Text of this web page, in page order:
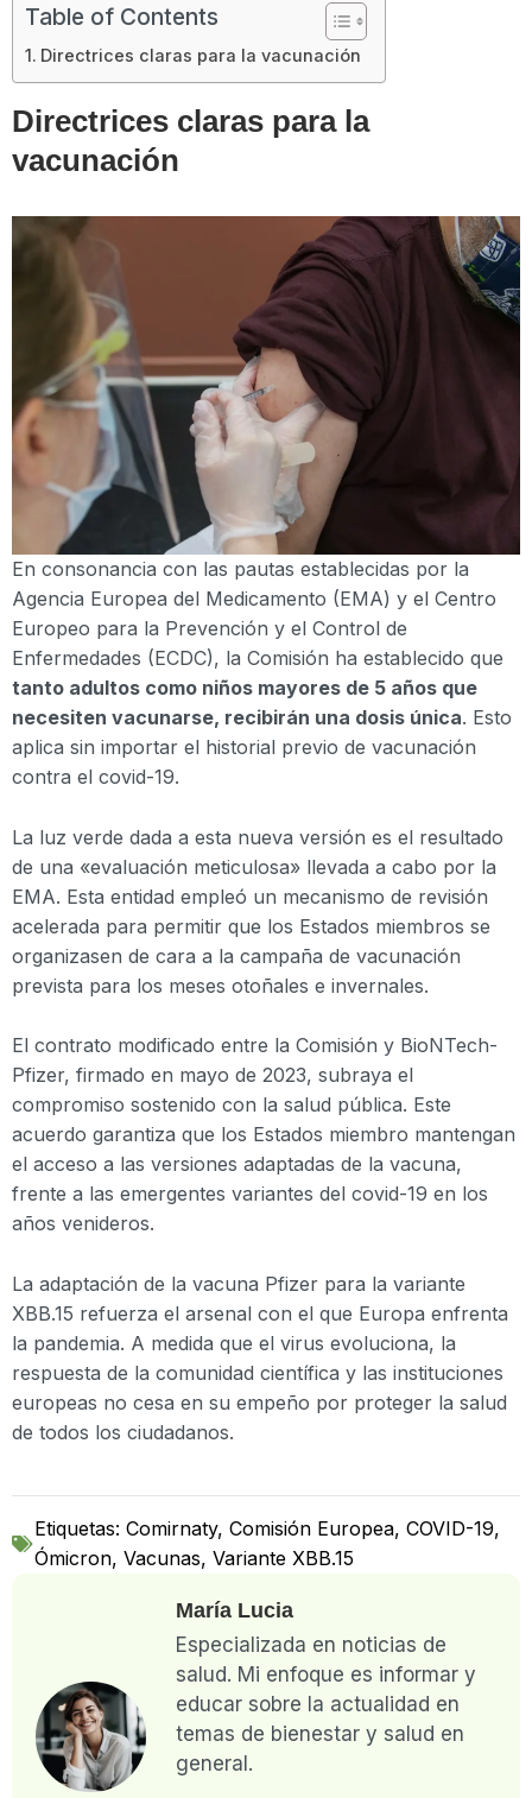
Table of Contents
Directrices claras para la vacunación
Directrices claras para la
vacunación
En consonancia con las pautas establecidas por la
Agencia Europea del Medicamento (EMA) y el Centro
Europeo para la Prevención y el Control de
Enfermedades (ECDC), la Comisión ha establecido que
tanto adultos como niños mayores de 5 años que
necesiten vacunarse, recibirán una dosis única. Esto
aplica sin importar el historial previo de vacunación
contra el covid-19.
La luz verde dada a esta nueva versión es el resultado
de una «evaluación meticulosa» llevada a cabo por la
EMA. Esta entidad empleó un mecanismo de revisión
acelerada para permitir que los Estados miembros se
organizasen de cara a la campaña de vacunación
prevista para los meses otoñales e invernales.
El contrato modificado entre la Comisión y BioNTech-
Pfizer, firmado en mayo de 2023, subraya el
compromiso sostenido con la salud pública. Este
acuerdo garantiza que los Estados miembro mantengan
el acceso a las versiones adaptadas de la vacuna,
frente a las emergentes variantes del covid-19 en los
años venideros.
La adaptación de la vacuna Pfizer para la variante
XBB.15 refuerza el arsenal con el que Europa enfrenta
la pandemia. A medida que el virus evoluciona, la
respuesta de la comunidad científica y las instituciones
europeas no cesa en su empeño por proteger la salud
de todos los ciudadanos.
Etiquetas: Comirnaty, Comisión Europea, COVID-19,
Ómicron, Vacunas, Variante XBB.15
María Lucia
Especializada en noticias de
salud. Mi enfoque es informar y
educar sobre la actualidad en
temas de bienestar y salud en
general.